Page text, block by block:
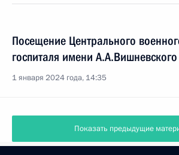
Посещение Центрального
госпиталя имени А.А.Вишневского
1 января 2024 года, 14:35
Показать предыдущие